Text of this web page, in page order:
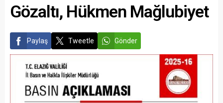
Gözaltı, Hükmen Mağlubiyet
Paylaş Tweetle Gönder